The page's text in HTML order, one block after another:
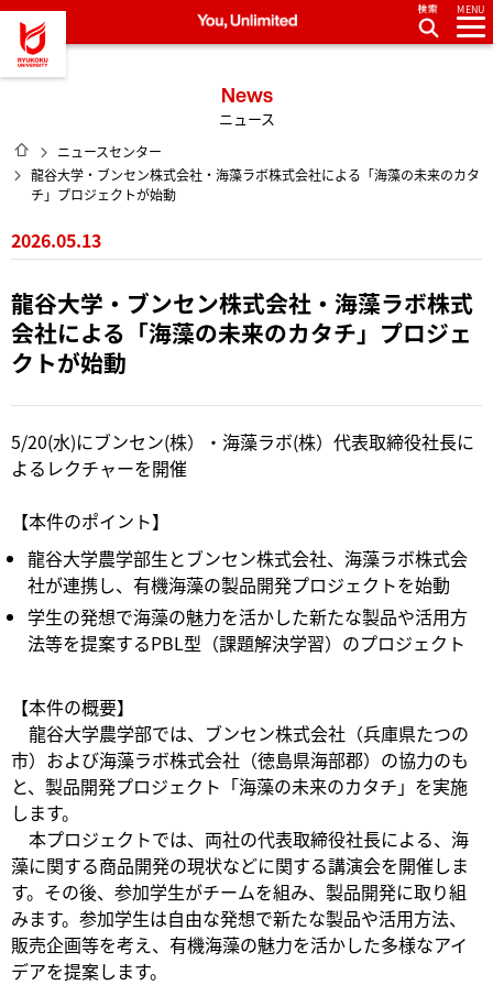
龍谷大学 You, Unlimited
MENU
News
ニュース
HOME
ニュースセンター
龍谷大学・ブンセン株式会社・海藻ラボ株式会社による「海藻の未来のカタ
チ」プロジェクトが始動
2026.05.13
龍谷大学・ブンセン株式会社・海藻ラボ株式
会社による「海藻の未来のカタチ」プロジェ
クトが始動
5/20(水)にブンセン(株）・海藻ラボ(株）代表取締役社長に
よるレクチャーを開催
【本件のポイント】
龍谷大学農学部生とブンセン株式会社、海藻ラボ株式会
社が連携し、有機海藻の製品開発プロジェクトを始動
学生の発想で海藻の魅力を活かした新たな製品や活用方
法等を提案するPBL型（課題解決学習）のプロジェクト
【本件の概要】
龍谷大学農学部では、ブンセン株式会社（兵庫県たつの
市）および海藻ラボ株式会社（徳島県海部郡）の協力のも
と、製品開発プロジェクト「海藻の未来のカタチ」を実施
します。
本プロジェクトでは、両社の代表取締役社長による、海
藻に関する商品開発の現状などに関する講演会を開催しま
す。その後、参加学生がチームを組み、製品開発に取り組
みます。参加学生は自由な発想で新たな製品や活用方法、
販売企画等を考え、有機海藻の魅力を活かした多様なアイ
デアを提案します。